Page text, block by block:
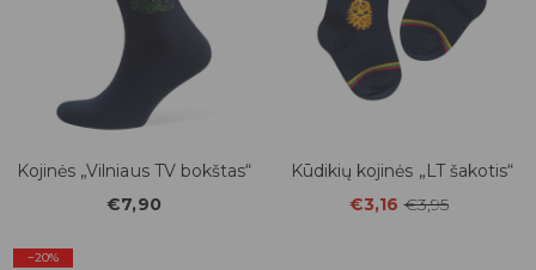
Kojinės „Vilniaus TV bokštas“
€7,90
Kūdikių kojinės „LT šakotis“
€3,16 €3,95
−20%